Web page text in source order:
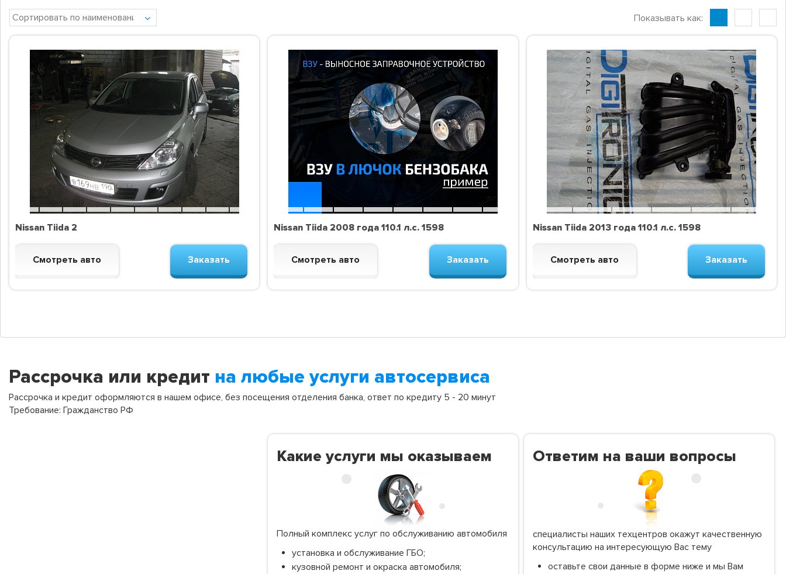
Показывать как:
Nissan Tiida 2
Смотреть авто Заказать
Nissan Tiida 2008 года 110.1 л.с. 1598
Смотреть авто Заказать
Nissan Tiida 2013 года 110.1 л.с. 1598
Смотреть авто Заказать
Рассрочка или кредит на любые услуги автосервиса
Рассрочка и кредит оформляются в нашем офисе, без посещения отделения банка, ответ по кредиту 5 - 20 минут
Требование: Гражданство РФ
Какие услуги мы оказываем
Полный комплекс услуг по обслуживанию автомобиля
установка и обслуживание ГБО;
кузовной ремонт и окраска автомобиля;
Ответим на ваши вопросы
специалисты наших техцентров окажут качественную
консультацию на интересующую Вас тему
оставьте свои данные в форме ниже и мы Вам